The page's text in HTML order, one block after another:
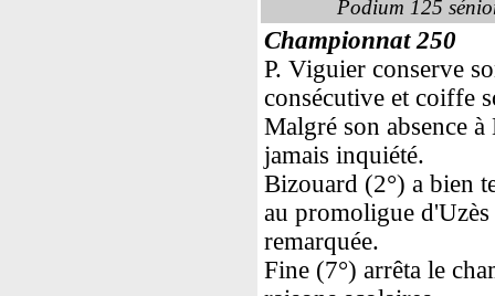
Podium 125
Championnat 250
P. Viguier conserve
consécutive et coiffe
Malgré son absence
jamais inquiété.
Bizouard (2°) a bien
au promoligue
remarquée.
Fine (7°) arrêta le